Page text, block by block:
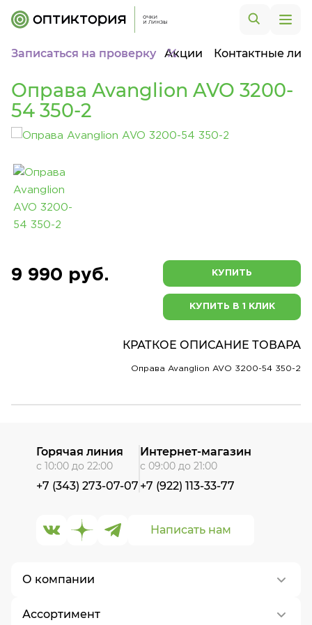
Записаться на проверку Акции Контактные
Оправа Avanglion AVO 3200-
54 350-2
9 990 руб. КУПИТЬ
КУПИТЬ В 1 КЛИК
КРАТКОЕ ОПИСАНИЕ ТОВАРА
Оправа Avanglion AVO 3200-54 350-2
О компании
О нас
Ассортимент
Написать нам
Горячая линия
с 10:00 до 22:00
+7 (343) 273-07-07
Интернет-магазин
с 09:00 до 21:00
+7 (922) 113-33-77